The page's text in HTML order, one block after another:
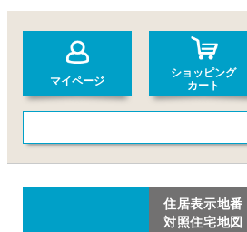
マイページ
ショッピング
カート
住居表示地番
対照住宅地図